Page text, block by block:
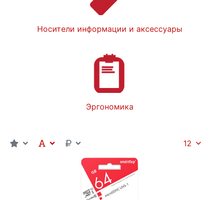
Носители информации и аксессуары
Эргономика
12